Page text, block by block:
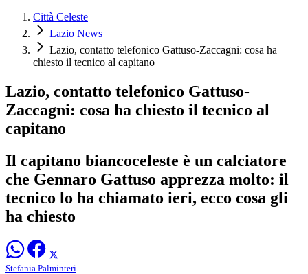
Città Celeste
Lazio News
Lazio, contatto telefonico Gattuso-Zaccagni: cosa ha
chiesto il tecnico al capitano
Lazio, contatto telefonico Gattuso-
Zaccagni: cosa ha chiesto il tecnico al
capitano
Il capitano biancoceleste è un calciatore
che Gennaro Gattuso apprezza molto: il
tecnico lo ha chiamato ieri, ecco cosa gli
ha chiesto
Stefania Palminteri